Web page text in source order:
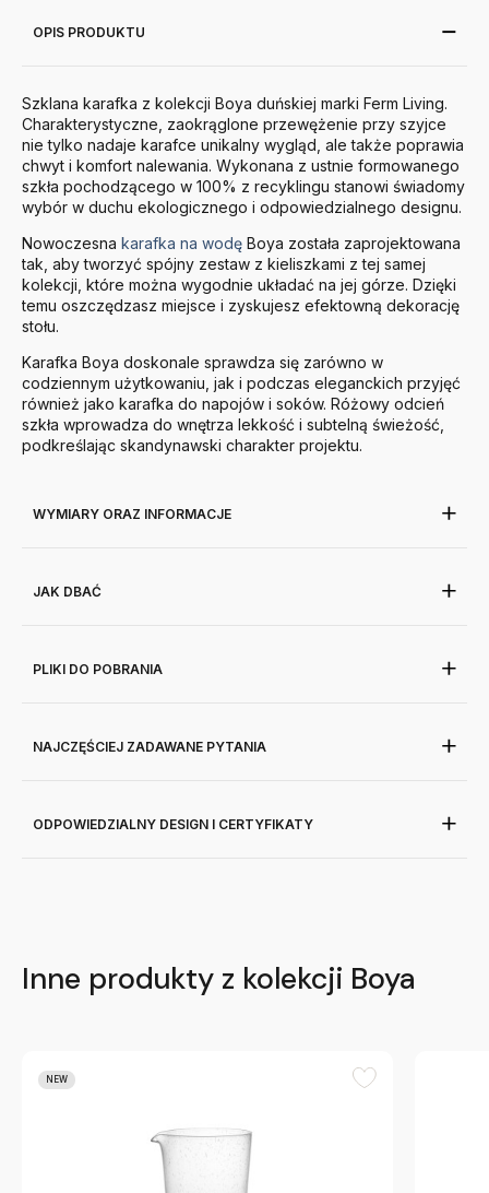
OPIS PRODUKTU
Szklana karafka z kolekcji Boya duńskiej marki Ferm Living.
Charakterystyczne, zaokrąglone przewężenie przy szyjce
nie tylko nadaje karafce unikalny wygląd, ale także poprawia
chwyt i komfort nalewania. Wykonana z ustnie formowanego
szkła pochodzącego w 100% z recyklingu stanowi świadomy
wybór w duchu ekologicznego i odpowiedzialnego designu.
Nowoczesna karafka na wodę Boya została zaprojektowana
tak, aby tworzyć spójny zestaw z kieliszkami z tej samej
kolekcji, które można wygodnie układać na jej górze. Dzięki
temu oszczędzasz miejsce i zyskujesz efektowną dekorację
stołu.
Karafka Boya doskonale sprawdza się zarówno w
codziennym użytkowaniu, jak i podczas eleganckich przyjęć
również jako karafka do napojów i soków. Różowy odcień
szkła wprowadza do wnętrza lekkość i subtelną świeżość,
podkreślając skandynawski charakter projektu.
WYMIARY ORAZ INFORMACJE
JAK DBAĆ
PLIKI DO POBRANIA
NAJCZĘŚCIEJ ZADAWANE PYTANIA
ODPOWIEDZIALNY DESIGN I CERTYFIKATY
Inne produkty z kolekcji Boya
NEW